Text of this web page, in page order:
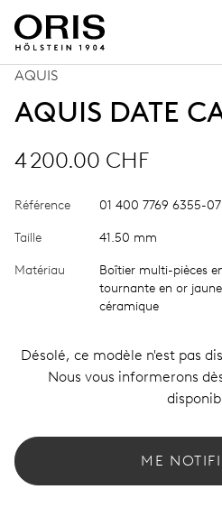
AQUIS
AQUIS DATE
4 200.00 CHF
Référence 01 400 7769 6355-
Taille 41.50 mm
Matériau
Boîtier multi-pièces
tournante en or
céramique
Désolé, ce modèle n'est pas
Nous vous informerons
ME